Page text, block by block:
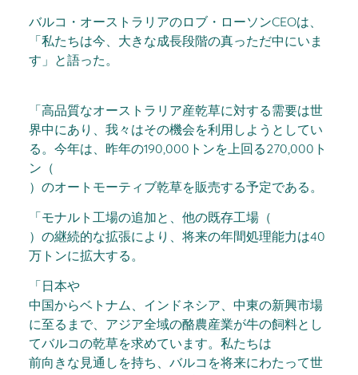
バルコ・オーストラリアのロブ・ローソンCEOは、
「私たちは今、大きな成長段階の真っただ中にいま
す」と語った。
「高品質なオーストラリア産乾草に対する需要は世
界中にあり、我々はその機会を利用しようとしてい
る。今年は、昨年の190,000トンを上回る270,000ト
ン（
）のオートモーティブ乾草を販売する予定である。
「モナルト工場の追加と、他の既存工場（
）の継続的な拡張により、将来の年間処理能力は40
万トンに拡大する。
「日本や
中国からベトナム、インドネシア、中東の新興市場
に至るまで、アジア全域の酪農産業が牛の飼料とし
てバルコの乾草を求めています。私たちは
前向きな見通しを持ち、バルコを将来にわたって世